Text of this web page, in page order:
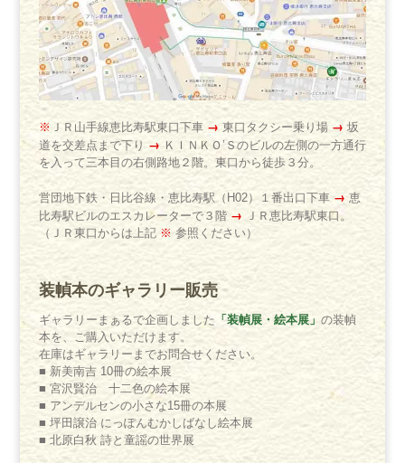
※ ＪＲ山手線恵比寿駅東口下車 → 東口タクシー乗り場 → 坂
道を交差点まで下り → ＫＩＮＫＯ’Ｓのビルの左側の一方通行
を入って三本目の右側路地２階。東口から徒歩３分。
営団地下鉄・日比谷線・恵比寿駅（H02）１番出口下車 → 恵
比寿駅ビルのエスカレーターで３階 →
ＪＲ恵比寿駅東口。
（ＪＲ東口からは上記※ 参照ください）
装幀本のギャラリー販売
ギャラリーまぁるで企画しました 「装幀展・絵本展」 の装幀
本を、ご購入いただけます。
在庫はギャラリーまでお問合せください。
■ 新美南吉 10冊の絵本展
■ 宮沢賢治 十二色の絵本展
■ アンデルセンの小さな15冊の本展
■ 坪田譲治 にっぽんむかしばなし絵本展
■ 北原白秋 詩と童謡の世界展